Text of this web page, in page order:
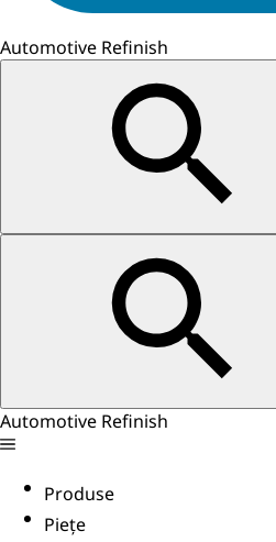
Automotive Refinish
Automotive Refinish
Produse
Piețe